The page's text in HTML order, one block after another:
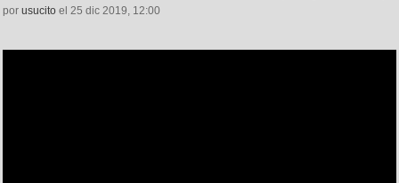
por usucito el 25 dic 2019, 12:00